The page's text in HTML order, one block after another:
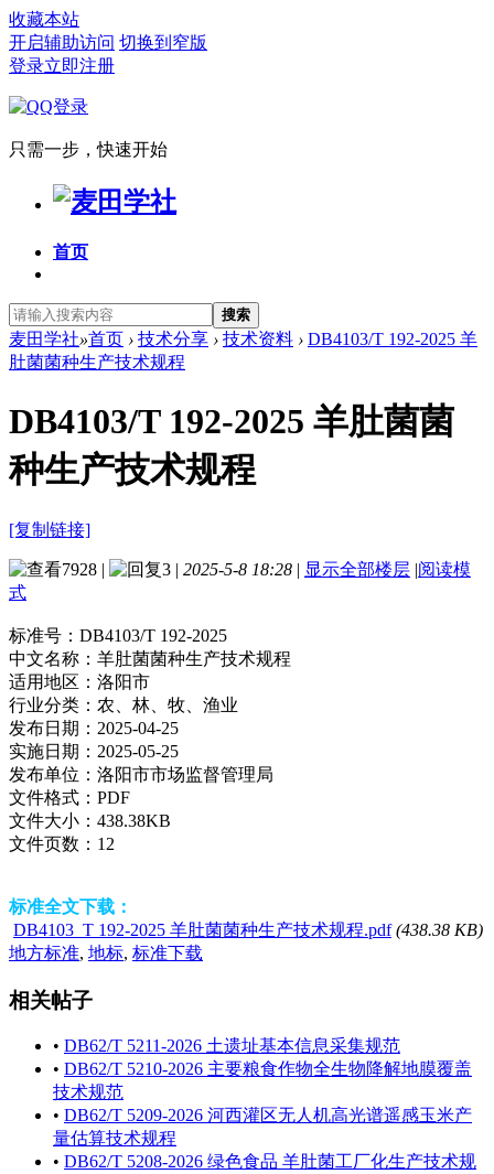
收藏本站
开启辅助访问 切换到窄版
登录立即注册
只需一步，快速开始
首页
搜索
麦田学社»首页 › 技术分享 › 技术资料 › DB4103/T 192-2025 羊
肚菌菌种生产技术规程
DB4103/T 192-2025 羊肚菌菌
种生产技术规程
[复制链接]
7928 | 3 | 2025-5-8 18:28 | 显示全部楼层 |阅读模
式
标准号： DB4103/T 192-2025
中文名称： 羊肚菌菌种生产技术规程
适用地区： 洛阳市
行业分类： 农、林、牧、渔业
发布日期： 2025-04-25
实施日期： 2025-05-25
发布单位： 洛阳市市场监督管理局
文件格式： PDF
文件大小： 438.38KB
文件页数： 12
标准全文下载：
DB4103_T 192-2025 羊肚菌菌种生产技术规程.pdf (438.38 KB)
地方标准, 地标, 标准下载
相关帖子
• DB62/T 5211-2026 土遗址基本信息采集规范
• DB62/T 5210-2026 主要粮食作物全生物降解地膜覆盖
技术规范
• DB62/T 5209-2026 河西灌区无人机高光谱遥感玉米产
量估算技术规程
• DB62/T 5208-2026 绿色食品 羊肚菌工厂化生产技术规